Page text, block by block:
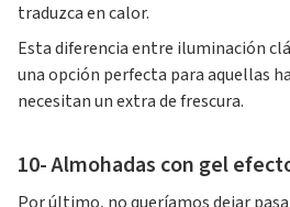
traduzca en calor.
Esta diferencia entre iluminación
una opción perfecta para aquellas
necesitan un extra de frescura.
10- Almohadas con gel